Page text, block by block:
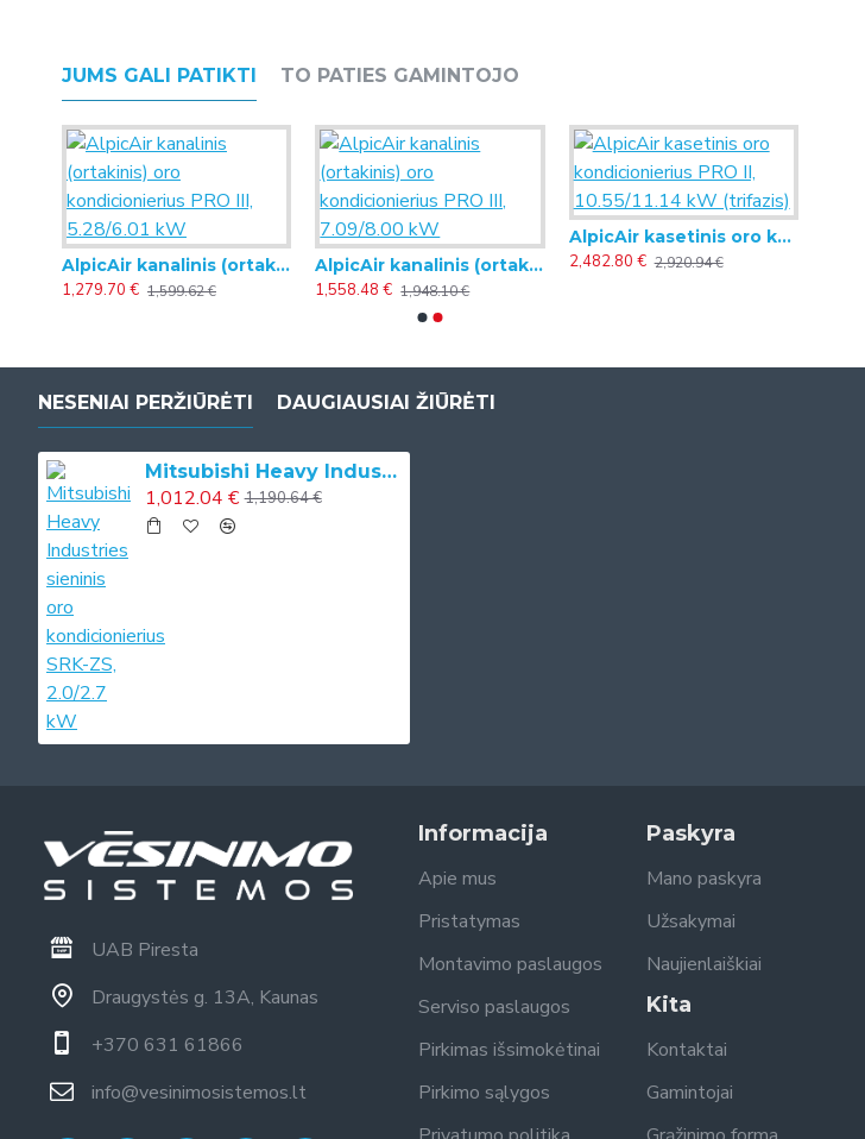
JUMS GALI PATIKTI TO PATIES GAMINTOJO
AlpicAir kanalinis (ortakinis) oro kondicionierius PRO III, 5.28/6.01 kW
1,279.70 € 1,599.62 €
AlpicAir kanalinis (ortakinis) oro kondicionierius PRO III, 7.09/8.00 kW
1,558.48 € 1,948.10 €
AlpicAir kasetinis oro kondicionierius PRO II, 10.55/11.14 kW (trifazis)
2,482.80 € 2,920.94 €
NESENIAI PERŽIŪRĖTI DAUGIAUSIAI ŽIŪRĖTI
Mitsubishi Heavy Industries sieninis oro kondicionierius SRK-ZS, 2.0/2.7 kW
1,012.04 € 1,190.64 €
UAB Piresta
Draugystės g. 13A, Kaunas
+370 631 61866
info@vesinimosistemos.lt
Informacija
Apie mus
Pristatymas
Montavimo paslaugos
Serviso paslaugos
Pirkimas išsimokėtinai
Pirkimo sąlygos
Paskyra
Mano paskyra
Užsakymai
Naujienlaiškiai
Kita
Kontaktai
Gamintojai